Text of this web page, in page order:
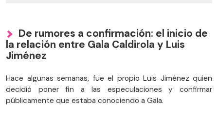
De rumores a confirmación: el inicio de
la relación entre Gala Caldirola y Luis
Jiménez
Hace algunas semanas, fue el propio Luis Jiménez quien
decidió poner fin a las especulaciones y confirmar
públicamente que estaba conociendo a Gala.